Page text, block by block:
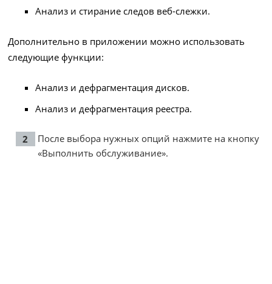
Анализ и стирание следов веб-слежки.
Дополнительно в приложении можно использовать
следующие функции:
Анализ и дефрагментация дисков.
Анализ и дефрагментация реестра.
После выбора нужных опций нажмите на кнопку
«Выполнить обслуживание».